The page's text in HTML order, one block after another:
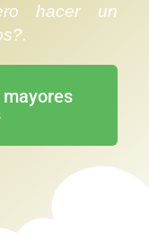
hacer un